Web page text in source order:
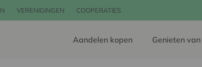
VERENIGINGEN COOPERATIES
Aandelen kopen Genieten